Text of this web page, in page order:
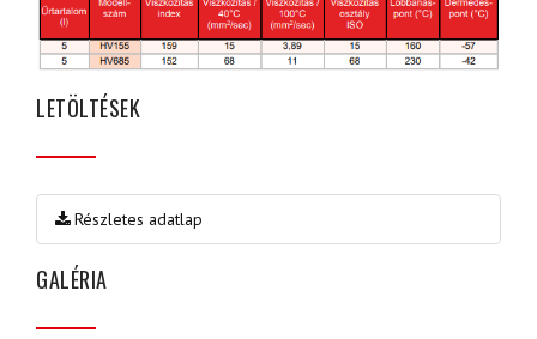
LETÖLTÉSEK
Részletes adatlap
GALÉRIA